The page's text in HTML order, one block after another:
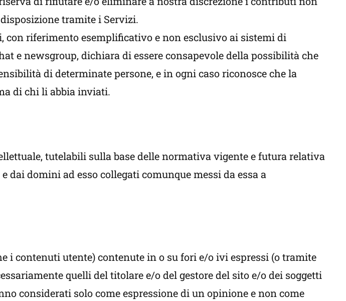
tramite i Servizi.
con riferimento esemplificativo e non esclusivo ai sistemi di
e newsgroup, dichiara di essere consapevole della possibilità che
di determinate persone, e in ogni caso riconosce che la
di chi li abbia inviati.
tutelabili sulla base delle normativa vigente e futura relativa
domini ad esso collegati comunque messi da essa a
i contenuti utente) contenute in o su fori e/o ivi espressi (o tramite
quelli del titolare e/o del gestore del sito e/o dei soggetti
considerati solo come espressione di un opinione e non come